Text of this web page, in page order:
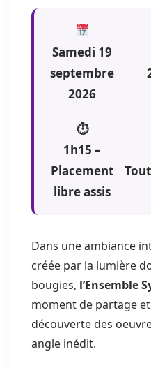
Samedi 19
septembre
2026
⏱
1h15 –
Placement
libre assis
Dans une ambiance
créée par la lumière
bougies, l’Ensemble
moment de partage
découverte des
angle inédit.